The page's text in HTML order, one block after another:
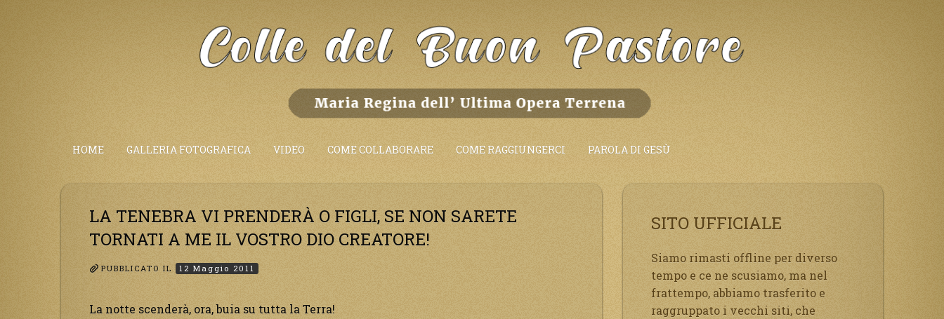
HOME GALLERIA FOTOGRAFICA VIDEO COME COLLABORARE COME RAGGIUNGERCI PAROLA DI GESÙ
LA TENEBRA VI PRENDERÀ O FIGLI, SE NON SARETE
TORNATI A ME IL VOSTRO DIO CREATORE!
PUBBLICATO IL 12 Maggio 2011
La notte scenderà, ora, buia su tutta la Terra!
SITO UFFICIALE
Siamo rimasti offline per diverso
tempo e ce ne scusiamo, ma nel
frattempo, abbiamo trasferito e
raggruppato i vecchi siti, che